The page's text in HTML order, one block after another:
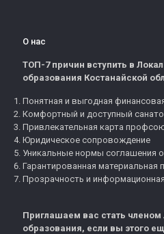
О нас
ТОП-7 причин вступить в
образования Костанайской
Понятная и выгодная
Комфортный и доступный
Привлекательная карта
Юридическое сопровождение
Уникальные нормы соглашения
Гарантированная
Прозрачность и
Приглашаем вас стать
образования, если вы этого